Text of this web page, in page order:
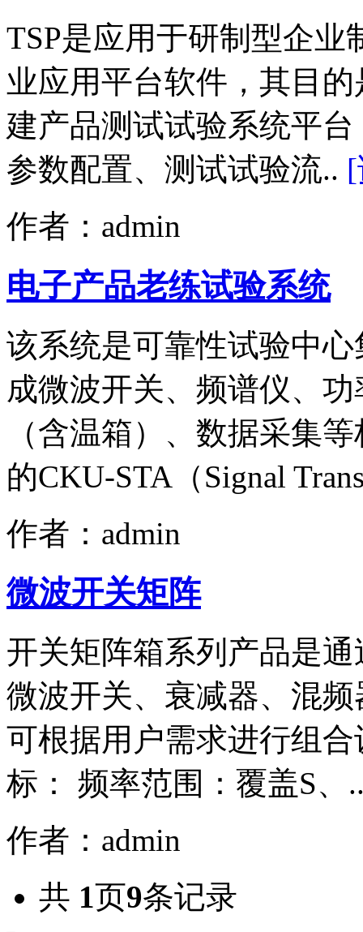
TSP是应用于研制型企
业应用平台软件，其目
建产品测试试验系统平
参数配置、测试试验流..
作者：admin
电子产品老练试验系统
该系统是可靠性试验中
成微波开关、频谱仪、
（含温箱）、数据采集
的CKU-STA（Signal
作者：admin
微波开关矩阵
开关矩阵箱系列产品是
微波开关、衰减器、混
可根据用户需求进行组
标： 频率范围：覆盖S、
作者：admin
共 1页9条记录